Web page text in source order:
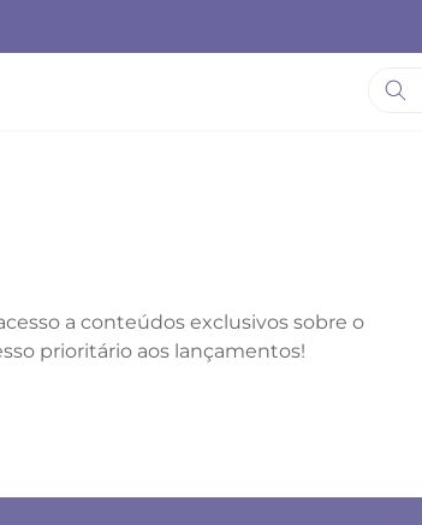
O
a conteúdos exclusivos sobre o
prioritário aos lançamentos!